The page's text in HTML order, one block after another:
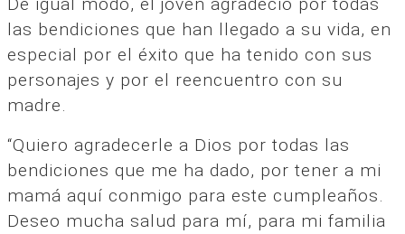
las bendiciones que han llegado a su vida, en
especial por el éxito que ha tenido con sus
personajes y por el reencuentro con su
madre.
“Quiero agradecerle a Dios por todas las
bendiciones que me ha dado, por tener a mi
mamá aquí conmigo para este cumpleaños.
Deseo mucha salud para mí, para mi familia